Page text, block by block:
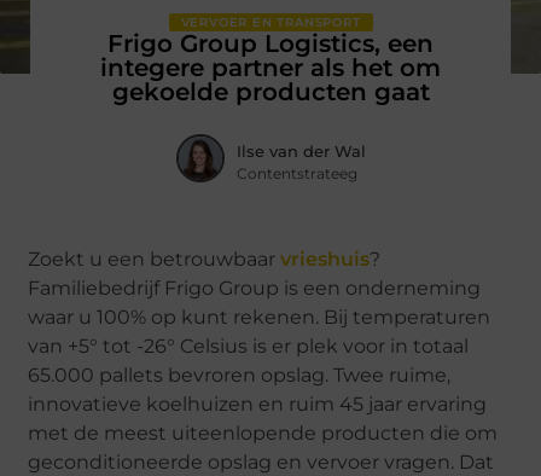
VERVOER EN TRANSPORT
Frigo Group Logistics, een
integere partner als het om
gekoelde producten gaat
Ilse van der Wal
Contentstrateeg
Zoekt u een betrouwbaarvrieshuis?
Familiebedrijf Frigo Group is een onderneming
waar u 100% op kunt rekenen. Bij temperaturen
van +5° tot -26° Celsius is er plek voor in totaal
65.000 pallets bevroren opslag. Twee ruime,
innovatieve koelhuizen en ruim 45 jaar ervaring
met de meest uiteenlopende producten die om
geconditioneerde opslag en vervoer vragen. Dat